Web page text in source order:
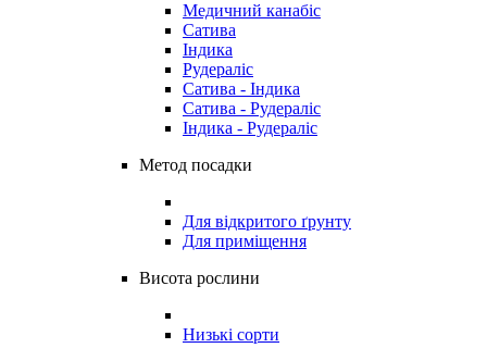
Медичний канабіс
Сатива
Індика
Рудераліс
Сатива - Індика
Сатива - Рудераліс
Індика - Рудераліс
Метод посадки
Для відкритого ґрунту
Для приміщення
Висота рослини
Низькі сорти